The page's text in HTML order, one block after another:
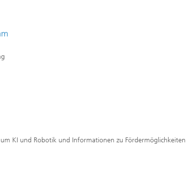
KI und Robotik und Informationen zu Fördermöglichkeiten